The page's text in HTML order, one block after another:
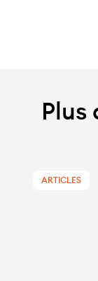
Plus
ARTICLES